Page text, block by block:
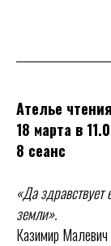
Ателье
18 марта в
8 сеанс
«Да здравствует
земли».
Казимир Малевич